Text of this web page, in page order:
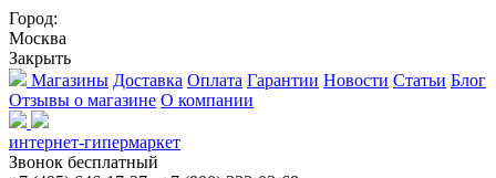
Город:
Москва
Закрыть
Магазины Доставка Оплата Гарантии Новости Статьи Блог
Отзывы о магазине О компании
интернет-гипермаркет
Звонок бесплатный